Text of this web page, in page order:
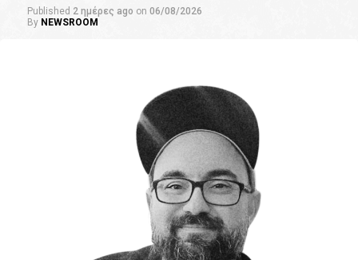
Published 2 ημέρες ago on 06/08/2026
By NEWSROOM